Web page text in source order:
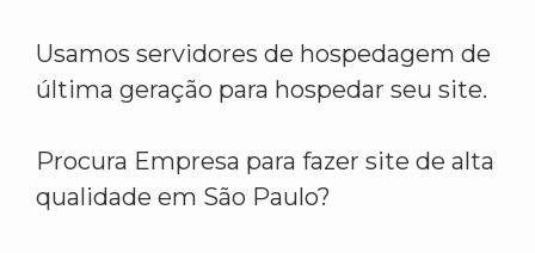
Usamos servidores de hospedagem de
última geração para hospedar seu site.
Procura Empresa para fazer site de alta
qualidade em São Paulo?